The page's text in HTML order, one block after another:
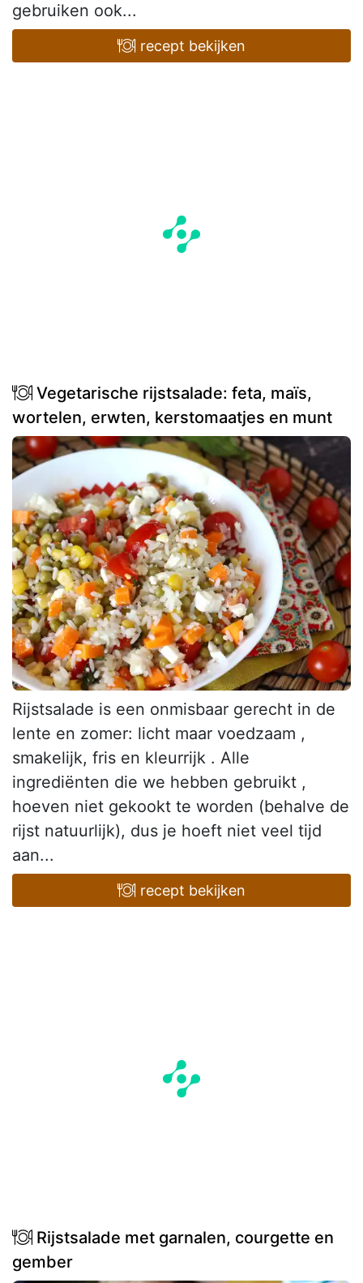
gebruiken ook...
recept bekijken
Vegetarische rijstsalade: feta, maïs,
wortelen, erwten, kerstomaatjes en munt
Rijstsalade is een onmisbaar gerecht in de
lente en zomer: licht maar voedzaam ,
smakelijk, fris en kleurrijk . Alle
ingrediënten die we hebben gebruikt ,
hoeven niet gekookt te worden (behalve de
rijst natuurlijk), dus je hoeft niet veel tijd
aan...
recept bekijken
Rijstsalade met garnalen, courgette en
gember